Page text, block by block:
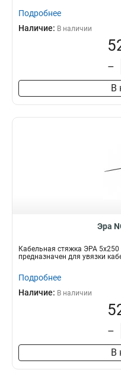
Подробнее
Наличие: В наличии
–
В
Эра
Кабельная стяжка ЭРА
предназначен для увязки
Подробнее
Наличие: В наличии
–
В